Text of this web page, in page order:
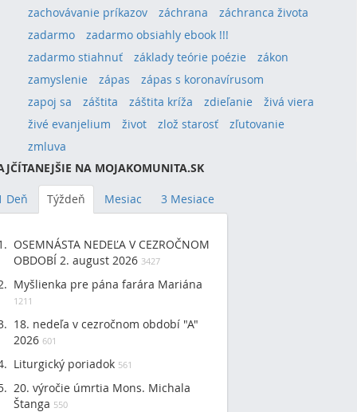
zachovávanie príkazov
záchrana
záchranca života
zadarmo
zadarmo obsiahly ebook !!!
zadarmo stiahnuť
základy teórie poézie
zákon
zamyslenie
zápas
zápas s koronavírusom
zapoj sa
záštita záštita kríža zdieľanie
živá viera
živé evanjelium
život zlož starosť
zľutovanie
zmluva
NA MOJAKOMUNITA.SK
Deň Týždeň Mesiac 3 Mesiace
OSEMNÁSTA NEDEĽA V CEZROČNOM
OBDOBÍ 2. august 2026 3427
Myšlienka pre pána farára Mariána
1211
18. nedeľa v cezročnom období "A"
2026 601
Liturgický poriadok 561
20. výročie úmrtia Mons. Michala
Štanga 550